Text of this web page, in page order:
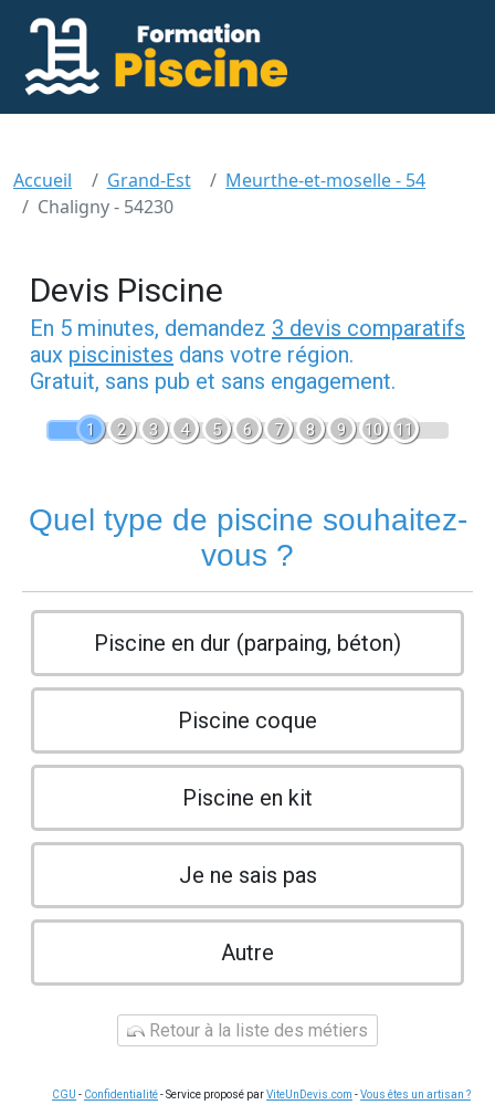
Accueil Grand-Est
Meurthe-et-moselle - 54
Chaligny - 54230
Devis Piscine
En 5 minutes, demandez 3 devis comparatifs
aux piscinistes dans votre région.
Gratuit, sans pub et sans engagement.
1 2 3 4 5 6 7 8 9 10 11
Quel type de piscine souhaitez-
vous ?
Piscine en dur (parpaing, béton)
Piscine coque
Piscine en kit
Je ne sais pas
Autre
Retour à la liste des métiers
CGU - Confidentialité- Service proposé parViteUnDevis.com -Vous êtes un artisan ?